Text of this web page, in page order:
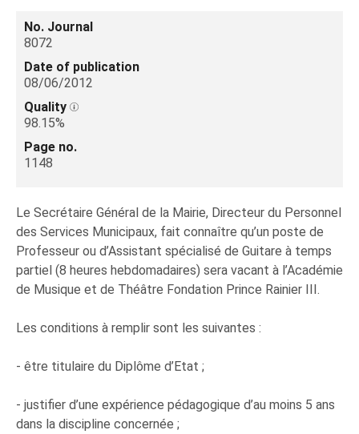
No. Journal
8072
Date of publication
08/06/2012
Quality
98.15%
Page no.
1148
Le Secrétaire Général de la Mairie, Directeur du Personnel
des Services Municipaux, fait connaître qu’un poste de
Professeur ou d’Assistant spécialisé de Guitare à temps
partiel (8 heures hebdomadaires) sera vacant à l’Académie
de Musique et de Théâtre Fondation Prince Rainier III.
Les conditions à remplir sont les suivantes :
- être titulaire du Diplôme d’Etat ;
- justifier d’une expérience pédagogique d’au moins 5 ans
dans la discipline concernée ;